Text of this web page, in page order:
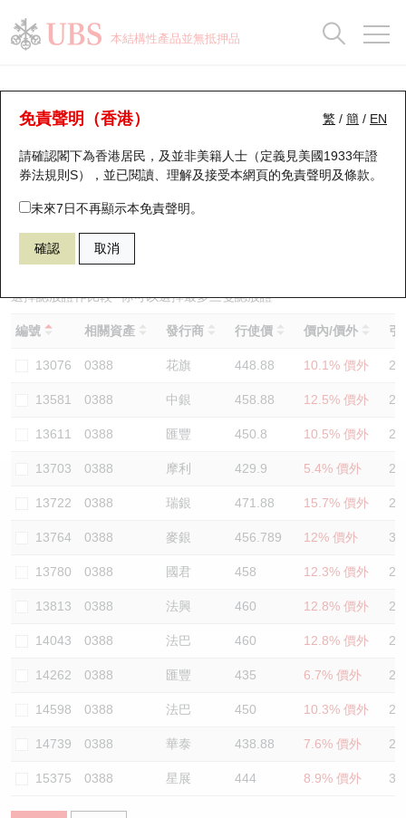
本結構性產品並無抵押品
繁 / 簡 / EN
免責聲明（香港）
請確認閣下為香港居民，及並非美籍人士（定義見美國1933年證
券法規則S），並已閱讀、理解及接受本網頁的免責聲明及條款。
未來7日不再顯示本免責聲明。
確認 取消
認股證分析儀
表現 街貨統計 比較
14152 瑞銀認購 0388 香港交易所
選擇認股證作比較*你可以選擇最多三隻認股證
編號 相關資產 發行商 行使價 價內/價外 引
13076 0388 花旗 448.88 10.1% 價外
13581 0388 中銀 458.88 12.5% 價外
13611 0388 匯豐 450.8 10.5% 價外
13703 0388 摩利 429.9 5.4% 價外
13722 0388 瑞銀 471.88 15.7% 價外
13764 0388 麥銀 456.789 12% 價外
13780 0388 國君 458 12.3% 價外
13813 0388 法興 460 12.8% 價外
14043 0388 法巴 460 12.8% 價外
14262 0388 匯豐 435 6.7% 價外
14598 0388 法巴 450 10.3% 價外
14739 0388 華泰 438.88 7.6% 價外
15375 0388 星展 444 8.9% 價外
瑞銀認股證一覽
新發行瑞銀認股證
即將到期認股證
認股證到期結算價查詢
認股證分析儀
認股證速算機
認股證/牛熊證日誌
認股證文件及公告
街貨統計
比較
牛熊全景快搜
牛熊證搜尋
牛熊證街貨分佈圖
正股牛熊證列表
新發行瑞銀牛熊證
已收回牛熊證剩餘價值
牛熊證到期結算價查詢
牛熊證分析儀
牛熊證文件及公告
牛熊證文件及公告 (瑞信)
街貨統計
比較
十大升幅/跌幅
十大認股證成交分佈
十天股證佔大市成交
資金流
街貨統計
三十大平均引伸波幅
正股分析儀
二十大活躍股份
恒指成份股
國指成份股
科指成份股
相關資產沽空
中資ETFs溢價比較
AH 股價對照
ADR
收市競價變化
持股比重
顯示所有持股比重
每月輪證大市專題
輪證專欄
講座及教育短片
認股證投資者教育
牛熊證投資者教育
認股證牛熊證常問問題